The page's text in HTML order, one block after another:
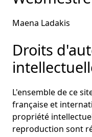
Maena Ladakis
Droits
L'ensemble de ce
française et
propriété
reproduction sont